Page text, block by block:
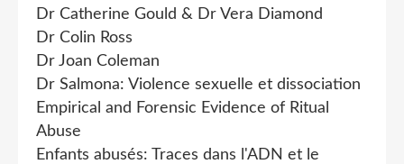
Dr Catherine Gould & Dr Vera Diamond
Dr Colin Ross
Dr Joan Coleman
Dr Salmona: Violence sexuelle et dissociation
Empirical and Forensic Evidence of Ritual
Abuse
Enfants abusés: Traces dans l'ADN et le